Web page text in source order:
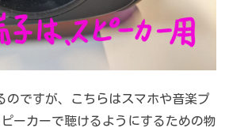
のですが、こちらはスマホや音楽プ
ーカーで聴けるようにするための物